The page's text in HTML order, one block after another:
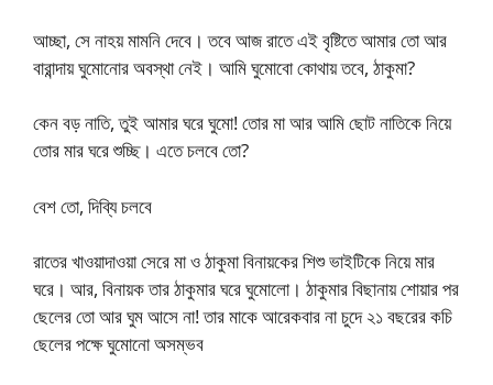
আচ্ছা, সে নাহয় মামনি দেবে। তবে আজ রাতে এই বৃষ্টিতে আমার তো আর
বারান্দায় ঘুমোনোর অবস্থা নেই। আমি ঘুমোবো কোথায় তবে, ঠাকুমা?
কেন বড় নাতি, তুই আমার ঘরে ঘুমো! তোর মা আর আমি ছোট নাতিকে নিয়ে
তোর মার ঘরে শুচ্ছি। এতে চলবে তো?
বেশ তো, দিব্যি চলবে
রাতের খাওয়াদাওয়া সেরে মা ও ঠাকুমা বিনায়কের শিশু ভাইটিকে নিয়ে মার
ঘরে। আর, বিনায়ক তার ঠাকুমার ঘরে ঘুমোলো। ঠাকুমার বিছানায় শোয়ার পর
ছেলের তো আর ঘুম আসে না! তার মাকে আরেকবার না চুদে ২১ বছরের কচি
ছেলের পক্ষে ঘুমোনো অসম্ভব